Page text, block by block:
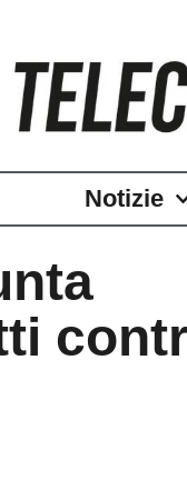
Notizie